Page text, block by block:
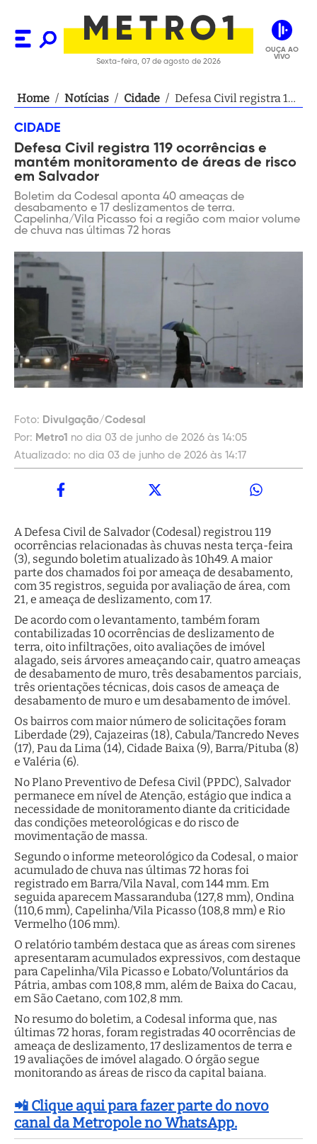
Sexta-feira, 07 de agosto de 2026
OUÇA AO
VIVO
Home / Notícias / Cidade / Defesa Civil registra 119
áreas de risco em
Salvador
CIDADE
Defesa Civil registra 119 ocorrências e
mantém monitoramento de áreas de risco
em Salvador
Boletim da Codesal aponta 40 ameaças de
desabamento e 17 deslizamentos de terra.
Capelinha/Vila Picasso foi a região com maior volume
de chuva nas últimas 72 horas
Foto: Divulgação/Codesal
Por: Metro1 no dia 03 de junho de 2026 às 14:05
Atualizado: no dia 03 de junho de 2026 às 14:17
A Defesa Civil de Salvador (Codesal) registrou 119
ocorrências relacionadas às chuvas nesta terça-feira
(3), segundo boletim atualizado às 10h49. A maior
parte dos chamados foi por ameaça de desabamento,
com 35 registros, seguida por avaliação de área, com
21, e ameaça de deslizamento, com 17.
De acordo com o levantamento, também foram
contabilizadas 10 ocorrências de deslizamento de
terra, oito infiltrações, oito avaliações de imóvel
alagado, seis árvores ameaçando cair, quatro ameaças
de desabamento de muro, três desabamentos parciais,
três orientações técnicas, dois casos de ameaça de
desabamento de muro e um desabamento de imóvel.
Os bairros com maior número de solicitações foram
Liberdade (29), Cajazeiras (18), Cabula/Tancredo Neves
(17), Pau da Lima (14), Cidade Baixa (9), Barra/Pituba (8)
e Valéria (6).
No Plano Preventivo de Defesa Civil (PPDC), Salvador
permanece em nível de Atenção, estágio que indica a
necessidade de monitoramento diante da criticidade
das condições meteorológicas e do risco de
movimentação de massa.
Segundo o informe meteorológico da Codesal, o maior
acumulado de chuva nas últimas 72 horas foi
registrado em Barra/Vila Naval, com 144 mm. Em
seguida aparecem Massaranduba (127,8 mm), Ondina
(110,6 mm), Capelinha/Vila Picasso (108,8 mm) e Rio
Vermelho (106 mm).
O relatório também destaca que as áreas com sirenes
apresentaram acumulados expressivos, com destaque
para Capelinha/Vila Picasso e Lobato/Voluntários da
Pátria, ambas com 108,8 mm, além de Baixa do Cacau,
em São Caetano, com 102,8 mm.
No resumo do boletim, a Codesal informa que, nas
últimas 72 horas, foram registradas 40 ocorrências de
ameaça de deslizamento, 17 deslizamentos de terra e
19 avaliações de imóvel alagado. O órgão segue
monitorando as áreas de risco da capital baiana.
📲 Clique aqui para fazer parte do novo
canal da Metropole no WhatsApp.